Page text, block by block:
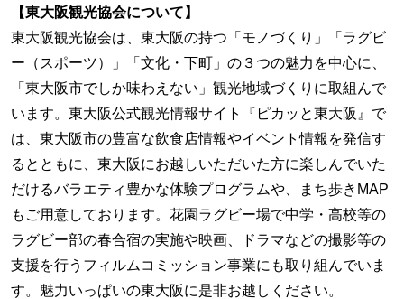
【東大阪観光協会について】
東大阪観光協会は、東大阪の持つ「モノづくり」「ラグビ
ー（スポーツ）」「文化・下町」の３つの魅力を中心に、
「東大阪市でしか味わえない」観光地域づくりに取組んで
います。東大阪公式観光情報サイト『ピカッと東大阪』で
は、東大阪市の豊富な飲食店情報やイベント情報を発信す
るとともに、東大阪にお越しいただいた方に楽しんでいた
だけるバラエティ豊かな体験プログラムや、まち歩きMAP
もご用意しております。花園ラグビー場で中学・高校等の
ラグビー部の春合宿の実施や映画、ドラマなどの撮影等の
支援を行うフィルムコミッション事業にも取り組んでいま
す。魅力いっぱいの東大阪に是非お越しください。